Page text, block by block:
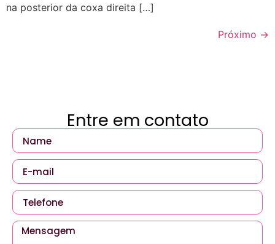
na posterior da coxa direita […]
Próximo →
Entre em contato